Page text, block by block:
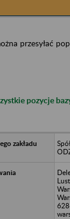
przesyłać
pozycje